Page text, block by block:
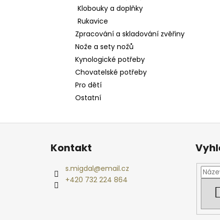
Klobouky a doplňky
Rukavice
Zpracování a skladování zvěřiny
Nože a sety nožů
Kynologické potřeby
Chovatelské potřeby
Pro dětí
Ostatní
Z
Kontakt
s.migdal@email.cz
+420 732 224 864